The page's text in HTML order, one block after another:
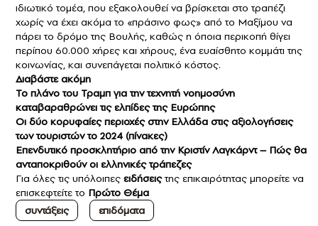
ιδιωτικό τομέα, που εξακολουθεί να βρίσκεται στο τραπέζι
χωρίς να έχει ακόμα το «πράσινο φως» από το Μαξίμου να
πάρει το δρόμο της Βουλής, καθώς η όποια περικοπή θίγει
περίπου 60.000 χήρες και χήρους, ένα ευαίσθητο κομμάτι της
κοινωνίας, και συνεπάγεται πολιτικό κόστος.
Διαβάστε ακόμη
Το πλάνο του Τραμπ για την τεχνητή νοημοσύνη
καταβαραθρώνει τις ελπίδες της Ευρώπης
Οι δύο κορυφαίες περιοχές στην Ελλάδα στις αξιολογήσεις
των τουριστών το 2024 (πίνακες)
Επενδυτικό προσκλητήριο από την Κριστίν Λαγκάρντ – Πώς θα
ανταποκριθούν οι ελληνικές τράπεζες
Για όλες τις υπόλοιπες ειδήσεις της επικαιρότητας μπορείτε να
επισκεφτείτε το Πρώτο Θέμα
συντάξεις
επιδόματα